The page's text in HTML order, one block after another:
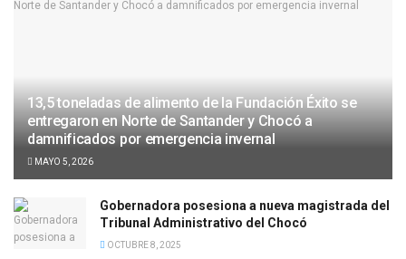
13,5 toneladas de alimento de la Fundación Éxito se
entregaron en Norte de Santander y Chocó a
damnificados por emergencia invernal
MAYO 5, 2026
Gobernadora posesiona a nueva magistrada del
Tribunal Administrativo del Chocó
OCTUBRE 8, 2025